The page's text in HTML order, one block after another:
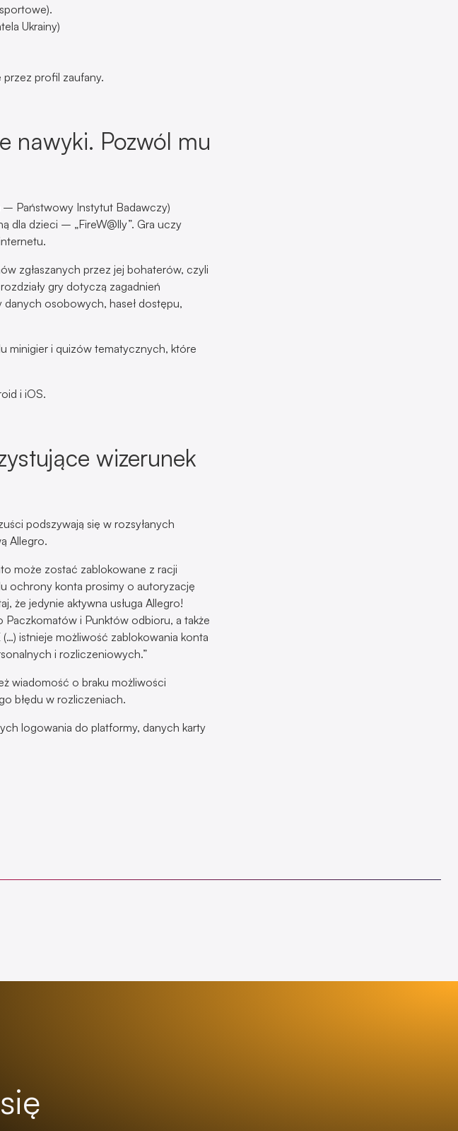
Ukrainy)
profil zaufany.
nawyki. Pozwól mu
– Państwowy Instytut Badawczy)
dla dzieci – „FireW@lly”. Gra uczy
zgłaszanych przez jej bohaterów, czyli
gry dotyczą zagadnień
osobowych, haseł dostępu,
minigier i quizów tematycznych, które
i iOS.
wizerunek
podszywają się w rozsyłanych
Allegro.
może zostać zablokowane z racji
ochrony konta prosimy o autoryzację
że jedynie aktywna usługa Allegro!
i Punktów odbioru, a także
istnieje możliwość zablokowania konta
i rozliczeniowych.”
wiadomość o braku możliwości
błędu w rozliczeniach.
logowania do platformy, danych karty